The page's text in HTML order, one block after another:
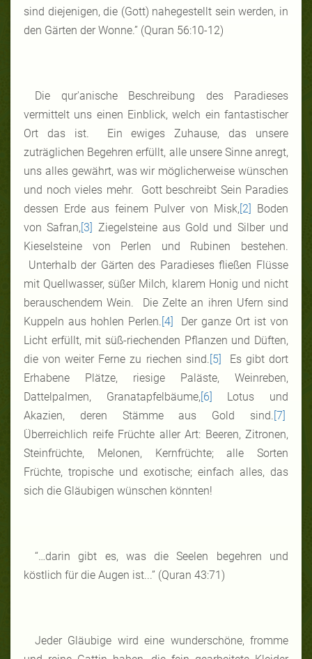
sind diejenigen, die (Gott) nahegestellt sein werden, in
den Gärten der Wonne.” (Quran 56:10-12)
Die qur'anische Beschreibung des Paradieses
vermittelt uns einen Einblick, welch ein fantastischer
Ort das ist. Ein ewiges Zuhause, das unsere
zuträglichen Begehren erfüllt, alle unsere Sinne anregt,
uns alles gewährt, was wir möglicherweise wünschen
und noch vieles mehr. Gott beschreibt Sein Paradies
dessen Erde aus feinem Pulver von Misk,[2] Boden
von Safran,[3] Ziegelsteine aus Gold und Silber und
Kieselsteine von Perlen und Rubinen bestehen.
Unterhalb der Gärten des Paradieses fließen Flüsse
mit Quellwasser, süßer Milch, klarem Honig und nicht
berauschendem Wein. Die Zelte an ihren Ufern sind
Kuppeln aus hohlen Perlen. [4] Der ganze Ort ist von
Licht erfüllt, mit süß-riechenden Pflanzen und Düften,
die von weiter Ferne zu riechen sind. [5] Es gibt dort
Erhabene Plätze, riesige Paläste, Weinreben,
Dattelpalmen, Granatapfelbäume,[6]
Lotus und
Akazien, deren Stämme aus Gold sind. [7]
Überreichlich reife Früchte aller Art: Beeren, Zitronen,
Steinfrüchte, Melonen, Kernfrüchte; alle Sorten
Früchte, tropische und exotische; einfach alles, das
sich die Gläubigen wünschen könnten!
“…darin gibt es, was die Seelen begehren und
köstlich für die Augen ist...” (Quran 43:71)
Jeder Gläubige wird eine wunderschöne, fromme